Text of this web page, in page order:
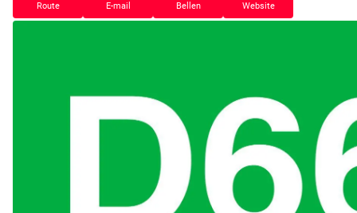
Route E-mail Bellen Website